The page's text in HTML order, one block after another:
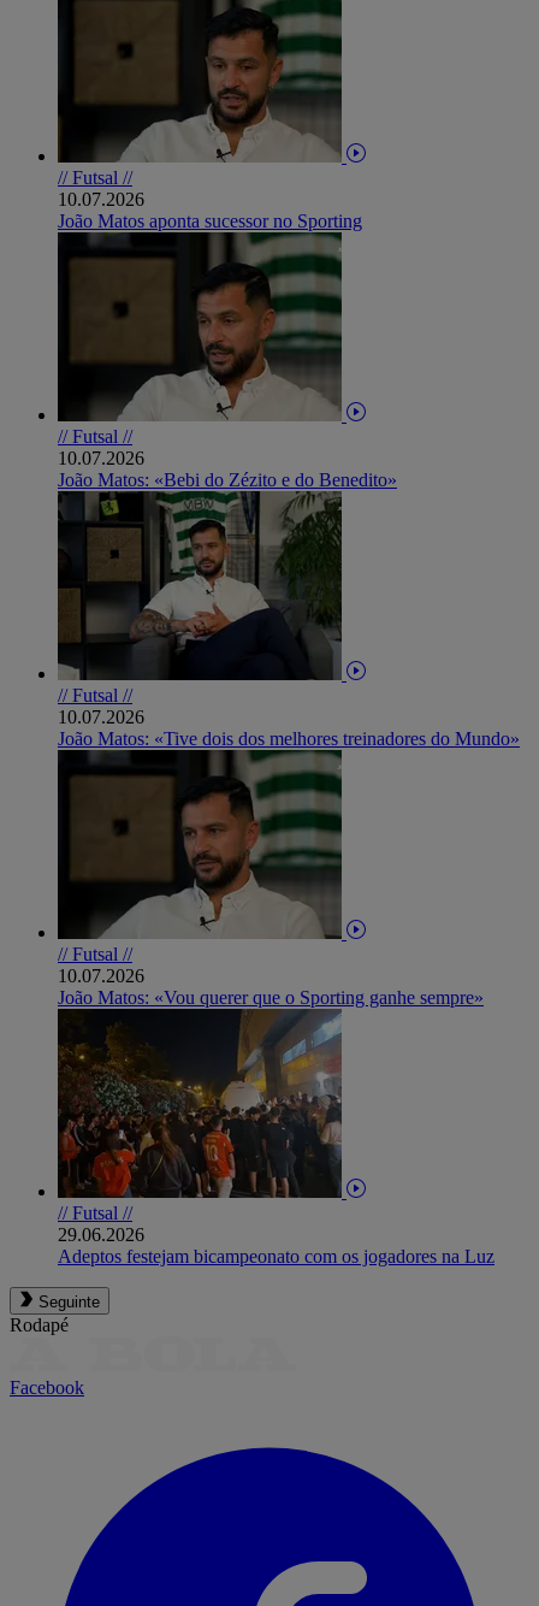
// Futsal //
10.07.2026
João Matos aponta sucessor no Sporting
// Futsal //
10.07.2026
João Matos: «Bebi do Zézito e do Benedito»
// Futsal //
10.07.2026
João Matos: «Tive dois dos melhores treinadores do Mundo»
// Futsal //
10.07.2026
João Matos: «Vou querer que o Sporting ganhe sempre»
// Futsal //
29.06.2026
Adeptos festejam bicampeonato com os jogadores na Luz
Seguinte
Rodapé
Facebook